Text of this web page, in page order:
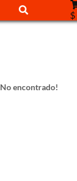
No encontrado!